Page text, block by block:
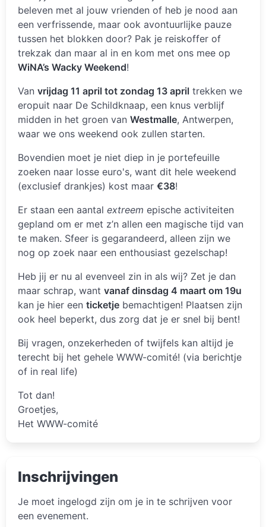
beleven met al jouw vrienden of heb je nood aan
een verfrissende, maar ook avontuurlijke pauze
tussen het blokken door? Pak je reiskoffer of
trekzak dan maar al in en kom met ons mee op
WiNA’s Wacky Weekend!
Van vrijdag 11 april tot zondag 13 april trekken we
eropuit naar De Schildknaap, een knus verblijf
midden in het groen van Westmalle, Antwerpen,
waar we ons weekend ook zullen starten.
Bovendien moet je niet diep in je portefeuille
zoeken naar losse euro's, want dit hele weekend
(exclusief drankjes) kost maar €38!
Er staan een aantal extreem epische activiteiten
gepland om er met z’n allen een magische tijd van
te maken. Sfeer is gegarandeerd, alleen zijn we
nog op zoek naar een enthousiast gezelschap!
Heb jij er nu al evenveel zin in als wij? Zet je dan
maar schrap, want vanaf dinsdag 4 maart om 19u
kan je hier een ticketje bemachtigen! Plaatsen zijn
ook heel beperkt, dus zorg dat je er snel bij bent!
Bij vragen, onzekerheden of twijfels kan altijd je
terecht bij het gehele WWW-comité! (via berichtje
of in real life)
Tot dan!
Groetjes,
Het WWW-comité
Inschrijvingen
Je moet ingelogd zijn om je in te schrijven voor
een evenement.